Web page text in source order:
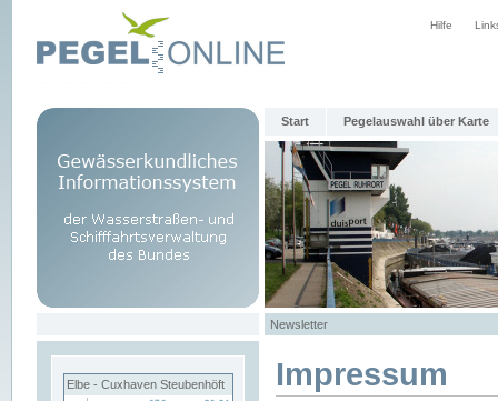
Hilfe
Start Pegelauswahl über Karte
Newsletter
Elbe - Cuxhaven Steubenhöft Impressum